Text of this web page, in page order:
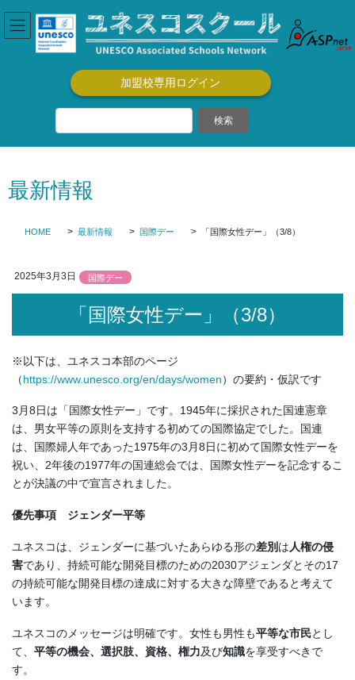
ン
テ
ビ
ゲ
加盟校専用ログイン
最新情報
HOME 最新情報 国際デー 「国際女性デー」（3/8）
2025年3月3日 国際デー
「国際女性デー」（3/8）
※以下は、ユネスコ本部のページ
（https://www.unesco.org/en/days/women）の要約・仮訳です
3月8日は「国際女性デー」です。1945年に採択された国連憲章
は、男女平等の原則を支持する初めての国際協定でした。国連
は、国際婦人年であった1975年の3月8日に初めて国際女性デーを
祝い、2年後の1977年の国連総会では、国際女性デーを記念するこ
とが決議の中で宣言されました。
優先事項 ジェンダー平等
ユネスコは、ジェンダーに基づいたあらゆる形の差別 は 人権の侵
害であり、持続可能な開発目標のための2030アジェンダとその17
の持続可能な開発目標の達成に対する大きな障壁であると考えて
います。
ユネスコのメッセージは明確です。女性も男性も平等な市民とし
て、 平等の機会、選択肢、資格、権力及び知識を享受すべきで
す。